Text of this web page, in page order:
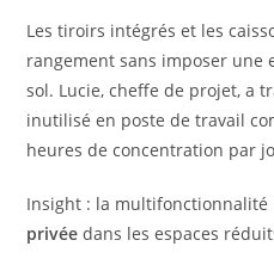
Les tiroirs intégrés et les
rangement sans imposer une
sol. Lucie, cheffe de projet, a
inutilisé en poste de travail
heures de concentration par
Insight : la
privée dans les espaces